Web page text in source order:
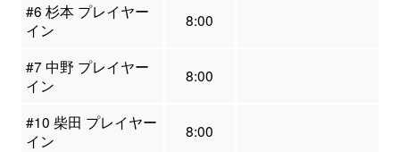
#6 杉本 プレイヤー
イン
8:00
#7 中野 プレイヤー
イン
8:00
#10 柴田 プレイヤー
イン
8:00